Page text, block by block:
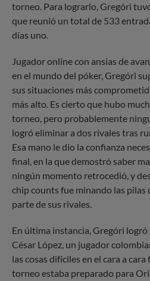
torneo. Para lograrlo, Gregóri
que reunió un total de 533
días uno.
Jugador online con ansias de
en el mundo del póker, Gregóri
sus situaciones más
más alto. Es cierto que hubo
torneo, pero probablemente
logró eliminar a dos rivales tras
Esa mano le dio la confianza
final, en la que demostró saber
ningún momento retrocedió, y
chip counts fue minando las pilas
parte de sus rivales.
En última instancia, Gregóri logró
César López, un jugador
las cosas difíciles en el cara a
torneo estaba preparado para